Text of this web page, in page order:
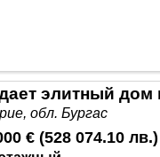
обл. Бургас
€ (528 074.10 лв.)